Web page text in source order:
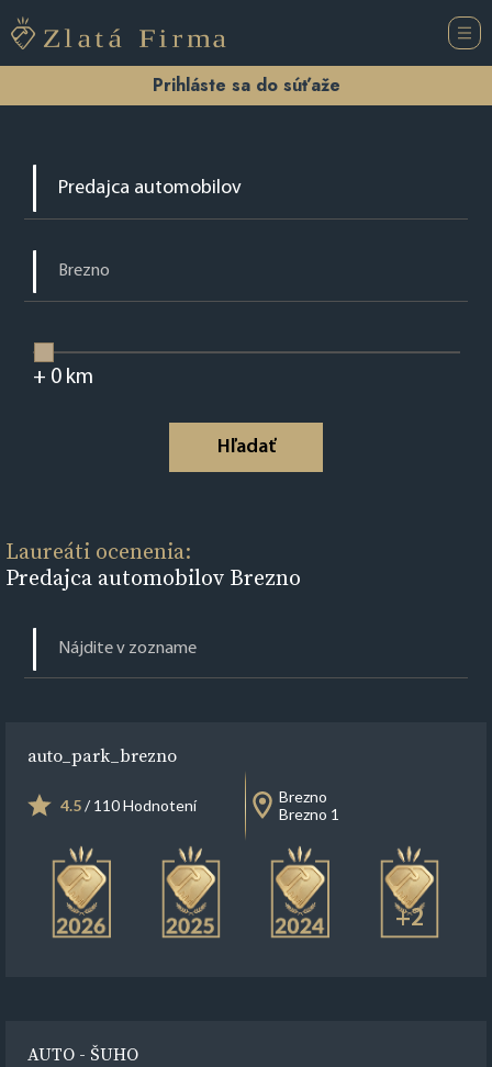
Prihláste sa do súťaže
+ 0km
Hľadať
Laureáti ocenenia:
Predajca automobilov Brezno
auto_park_brezno
4.5/ 110 Hodnotení
Brezno
Brezno 1
+2
AUTO - ŠUHO